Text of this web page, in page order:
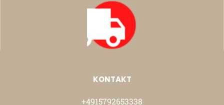
KONTAKT
+4915792653338